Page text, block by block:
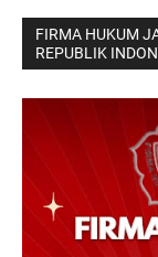
FIRMA HUKUM
REPUBLIK